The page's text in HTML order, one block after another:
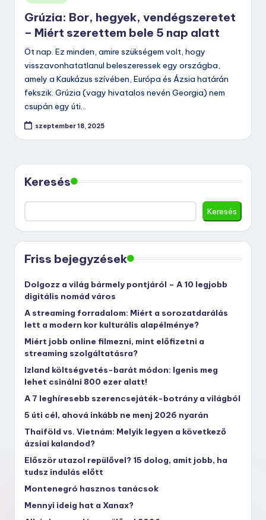
in
Grúzia: Bor, hegyek, vendégszeretet
– Miért szerettem bele 5 nap alatt
Öt nap. Ez minden, amire szükségem volt, hogy
visszavonhatatlanul beleszeressek egy országba,
amely a Kaukázus szívében, Európa és Ázsia határán
fekszik. Grúzia (vagy hivatalos nevén Georgia) nem
csupán egy úti…
szeptember 18, 2025
Keresés
Keresés
Friss bejegyzések
Dolgozz a világ bármely pontjáról – A 10 legjobb
digitális nomád város
A streaming forradalom: Miért a sorozatdarálás
lett a modern kor kulturális alapélménye?
Miért jobb online filmezni, mint előfizetni a
streaming szolgáltatásra?
Izland költségvetés-barát módon: Igenis meg
lehet csinálni 800 ezer alatt!
A 7 leghíresebb szerencsejáték-botrány a világból
5 úti cél, ahová inkább ne menj 2026 nyarán
Thaiföld vs. Vietnám: Melyik legyen a következő
ázsiai kalandod?
Először utazol repülővel? 15 dolog, amit jobb, ha
tudsz indulás előtt
Montenegró hasznos tanácsok
Mennyi ideig hat a Xanax?